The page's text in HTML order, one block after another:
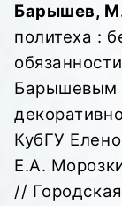
Барышев,
политеха :
Барышевым
КубГУ
Е.А.
//